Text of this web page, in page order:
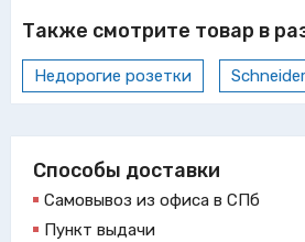
Также смотрите товар в
Недорогие розетки
Способы доставки
Самовывоз из офиса в СПб
Пункт выдачи